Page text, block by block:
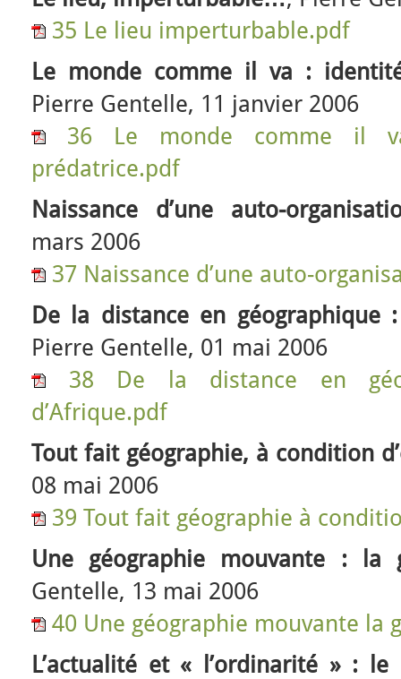
35 Le lieu imperturbable.pdf
Le monde comme il va :
Pierre Gentelle, 11 janvier 2006
36 Le monde comme il
prédatrice.pdf
Naissance d’une auto-
mars 2006
37 Naissance d’une auto-
De la distance en géographique
Pierre Gentelle, 01 mai 2006
38 De la distance en
d’Afrique.pdf
Tout fait géographie, à condition
08 mai 2006
39 Tout fait géographie à
Une géographie mouvante : la
Gentelle, 13 mai 2006
40 Une géographie mouvante la
L’actualité et « l’ordinarité » :